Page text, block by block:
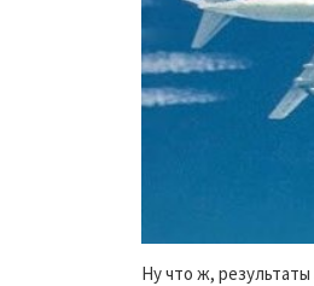
Ну что ж,